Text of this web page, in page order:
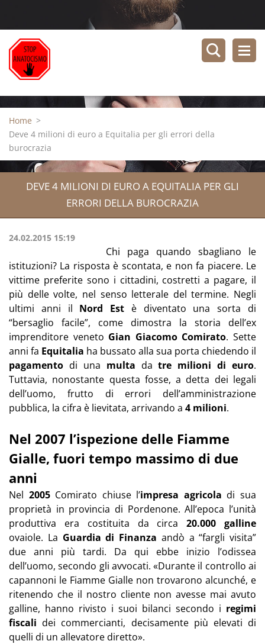
Home >
Deve 4 milioni di euro a Equitalia per gli errori della
burocrazia
DEVE 4 MILIONI DI EURO A EQUITALIA PER GLI
ERRORI DELLA BUROCRAZIA
24.02.2015 15:19
Chi paga quando sbagliano le
istituzioni? La risposta è scontata, e non fa piacere. Le
vittime preferite sono i cittadini, costretti a pagare, il
più delle volte, nel senso letterale del termine. Negli
ultimi anni il Nord Est è diventato una sorta di
“bersaglio facile”, come dimostra la storia dell’ex
imprenditore veneto Gian Giacomo Comirato. Sette
anni fa Equitalia ha bussato alla sua porta chiedendo il
pagamento di una multa datre milioni di euro.
Tuttavia, nonostante questa fosse, a detta dei legali
dell’uomo, frutto di errori dell’amministrazione
pubblica, la cifra è lievitata, arrivando a 4 milioni.
Nel 2007 l’ispezione delle Fiamme
Gialle, fuori tempo massimo di due
anni
Nel 2005Comirato chiuse l’impresa agricoladi sua
proprietà in provincia di Pordenone. All’epoca l’unità
produttiva era costituita da circa20.000 galline
ovaiole. La Guardia di Finanza andò a “fargli visita”
due anni più tardi. Da qui ebbe inizio l’odissea
dell’uomo, secondo gli avvocati. «Durante il controllo ai
capannoni le Fiamme Gialle non trovarono alcunché, e
ritenendo che il nostro cliente non avesse mai avuto
galline, hanno rivisto i suoi bilanci secondo i regimi
fiscali dei commercianti, decisamente più elevati di
quelli di un allevatore diretto».